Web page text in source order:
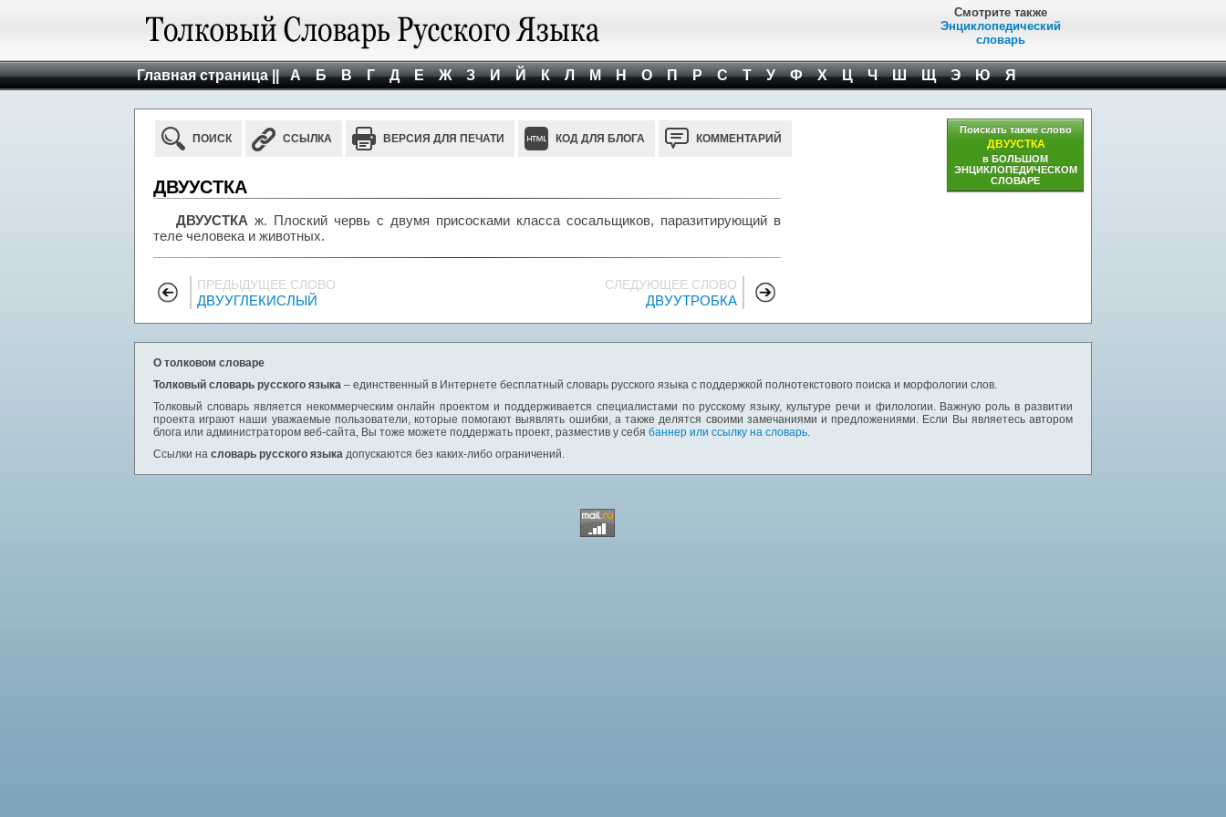
Смотрите также
Энциклопедический
словарь
Главная страница || А Б В Г Д Е Ж З И Й К Л М Н О П Р С Т У Ф Х Ц Ч Ш Щ Э Ю Я
ПОИСК ССЫЛКА ВЕРСИЯ ДЛЯ ПЕЧАТИ КОД ДЛЯ БЛОГА КОММЕНТАРИЙ
ДВУУСТКА
ДВУУСТКА ж. Плоский червь с двумя присосками класса сосальщиков, паразитирующий в
теле человека и животных.
ПРЕДЫДУЩЕЕ СЛОВО
ДВУУГЛЕКИСЛЫЙ
СЛЕДУЮЩЕЕ СЛОВО
ДВУУТРОБКА
Поискать также слово
ДВУУСТКА
в БОЛЬШОМ
ЭНЦИКЛОПЕДИЧЕСКОМ
СЛОВАРЕ
О толковом словаре
Толковый словарь русского языка – единственный в Интернете бесплатный словарь русского языка с поддержкой полнотекстового поиска и морфологии слов.
Толковый словарь является некоммерческим онлайн проектом и поддерживается специалистами по русскому языку, культуре речи и филологии. Важную роль в развитии
проекта играют наши уважаемые пользователи, которые помогают выявлять ошибки, а также делятся своими замечаниями и предложениями. Если Вы являетесь автором
блога или администратором веб-сайта, Вы тоже можете поддержать проект, разместив у себя баннер или ссылку на словарь.
Ссылки на словарь русского языка допускаются без каких-либо ограничений.